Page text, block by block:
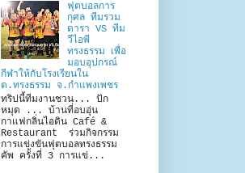
ฟุตบอลการ
กุศล ทีมรวม
ดารา VS ทีม
วีไอพี
ทรงธรรม เพื่อ
มอบอุปกรณ์
กีฬาให้กับโรงเรียนใน
ต.ทรงธรรม จ.กำแพงเพชร
ทริปนี้ทีมงานชวน... ปัก
หมุด ... บ้านที่อบอุ่น
กาแฟกลิ่นไอดิน Café &
Restaurant ร่วมกิจกรรม
การแข่งขันฟุตบอลทรงธรรม
คัพ ครั้งที่ 3 การแข่...